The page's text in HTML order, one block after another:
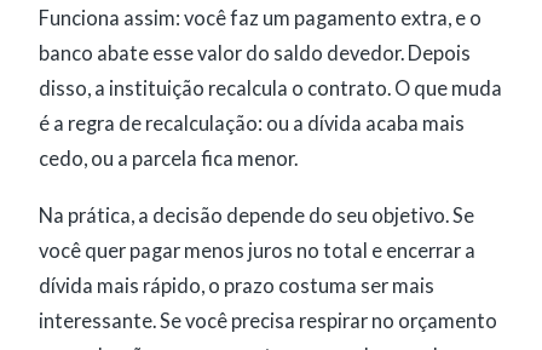
Funciona assim: você faz um pagamento extra, e o
banco abate esse valor do saldo devedor. Depois
disso, a instituição recalcula o contrato. O que muda
é a regra de recalculação: ou a dívida acaba mais
cedo, ou a parcela fica menor.
Na prática, a decisão depende do seu objetivo. Se
você quer pagar menos juros no total e encerrar a
dívida mais rápido, o prazo costuma ser mais
interessante. Se você precisa respirar no orçamento